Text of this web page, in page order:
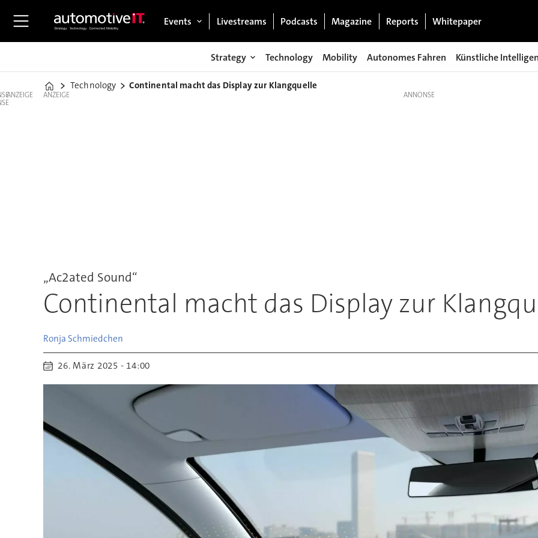
Events Livestreams Podcasts Magazine Reports Whitepaper
Strategy Technology Mobility Autonomes Fahren Künstliche
Home
Technology Continental macht das Display zur Klangquelle
ANZEIGE ANZEIGE
„Ac2ated Sound“
Continental macht das Display zur
Ronja Schmiedchen
26. März 2025 - 14:00